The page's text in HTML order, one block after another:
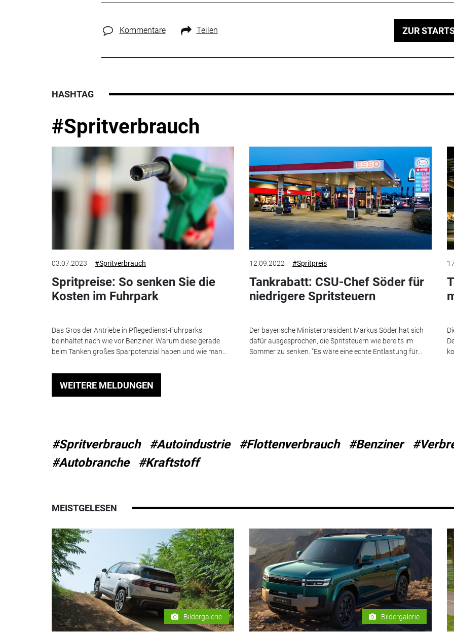
Kommentare Teilen ZUR
HASHTAG
#Spritverbrauch
03.07.2023 #Spritverbrauch
Spritpreise: So senken Sie die
Kosten im Fuhrpark
Das Gros der Antriebe in Pflegedienst-Fuhrparks
beinhaltet nach wie vor Benziner. Warum diese gerade
beim Tanken großes Sparpotenzial haben und wie man...
12.09.2022 #Spritpreis
Tankrabatt: CSU-Chef Söder für
niedrigere Spritsteuern
Der bayerische Ministerpräsident Markus Söder hat sich
dafür ausgesprochen, die Spritsteuern wie bereits im
Sommer zu senken. "Es wäre eine echte Entlastung für...
WEITERE MELDUNGEN
#Spritverbrauch #Autoindustrie #Flottenverbrauch #Benziner
#Autobranche
#Kraftstoff
MEISTGELESEN
Bildergalerie Bildergalerie